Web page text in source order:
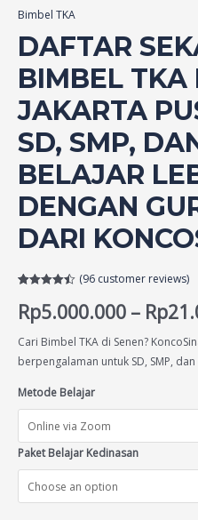
Bimbel TKA
DAFTAR
BIMBEL TKA
JAKARTA
SD, SMP,
BELAJAR
DENGAN
DARI
out of 5
based on
customer
ratings
(96customer reviews)
Rp5.000.000 – Rp
Cari Bimbel TKA di Senen?
berpengalaman untuk SD, SMP,
Metode Belajar
Paket Belajar Kedinasan